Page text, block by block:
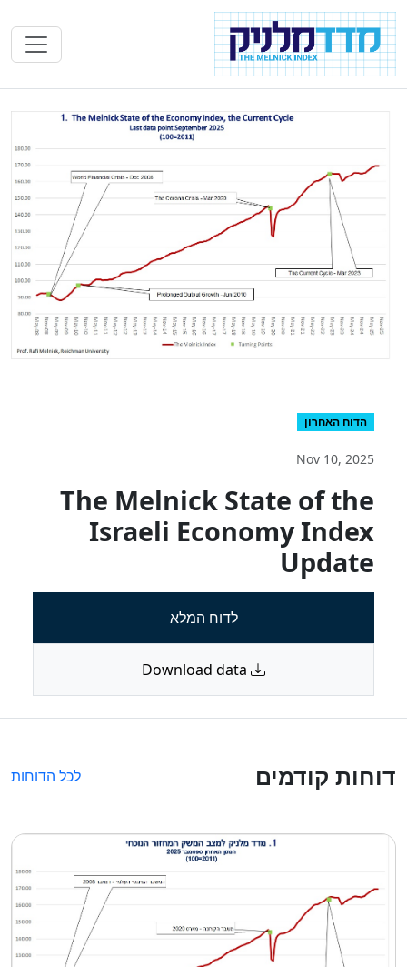
הדוח האחרון
Nov 10, 2025
The Melnick State of the
Israeli Economy Index
Update
לדוח המלא
דוחות קודמים לכל הדוחות